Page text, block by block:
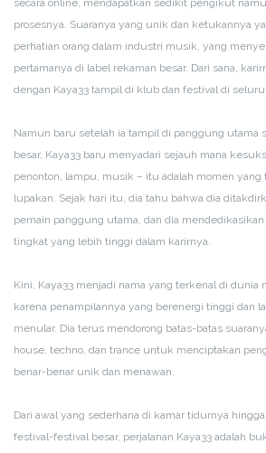
secara online, mendapatkan sedikit pengikut
prosesnya. Suaranya yang unik dan ketukannya
perhatian orang dalam industri musik, yang
pertamanya di label rekaman besar. Dari sana,
dengan Kaya33 tampil di klub dan festival di
Namun baru setelah ia tampil di panggung utama
besar, Kaya33 baru menyadari sejauh mana
penonton, lampu, musik – itu adalah momen yang
lupakan. Sejak hari itu, dia tahu bahwa dia
pemain panggung utama, dan dia
tingkat yang lebih tinggi dalam karirnya.
Kini, Kaya33 menjadi nama yang terkenal di
karena penampilannya yang berenergi tinggi dan
menular. Dia terus mendorong batas-batas
house, techno, dan trance untuk menciptakan
benar-benar unik dan menawan.
Dari awal yang sederhana di kamar tidurnya
festival-festival besar, perjalanan Kaya33 adalah